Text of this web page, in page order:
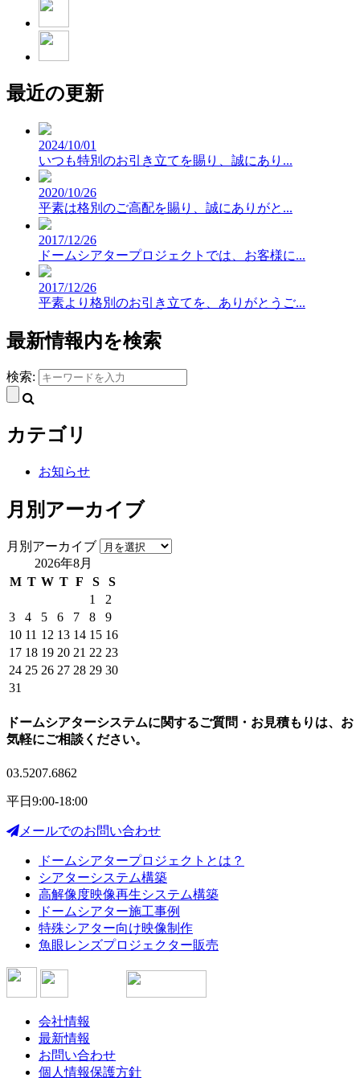
最近の更新
2024/10/01
いつも特別のお引き立てを賜り、誠にあり...
2020/10/26
平素は格別のご高配を賜り、誠にありがと...
2017/12/26
ドームシアタープロジェクトでは、お客様に...
2017/12/26
平素より格別のお引き立てを、ありがとうご...
最新情報内を検索
検索:
カテゴリ
お知らせ
月別アーカイブ
月別アーカイブ
2026年8月
M T W T F S
S
1
2
3
4 5 6 7 8
9
10 11 12 13 14 15 16
17 18 19 20 21 22 23
24 25 26 27 28 29 30
31
ドームシアターシステムに関するご質問・お見積もりは、 お
気軽にご相談ください。
03.5207.6862
平日9:00-18:00
メールでのお問い合わせ
ドームシアタープロジェクトとは？
シアターシステム構築
高解像度映像再生システム構築
ドームシアター施工事例
特殊シアター向け映像制作
魚眼レンズプロジェクター販売
会社情報
最新情報
お問い合わせ
個人情報保護方針